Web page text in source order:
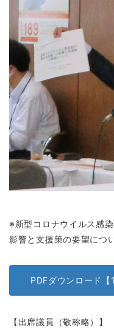
※新型コロナウイルス感
影響と支援策の要望につ
PDFダウンロード【
【出席議員（敬称略）】